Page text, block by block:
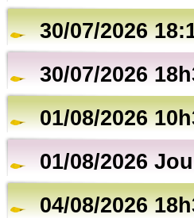
30/07/2026
30/07/2026
01/08/2026
01/08/2026
04/08/2026